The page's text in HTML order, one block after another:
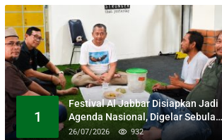
1
Festival Al Jabbar Disiapkan Jadi
Agenda Nasional, Digelar Sebulan
Penuh di Kawasan Masjid Raya Al
26/07/2026 932